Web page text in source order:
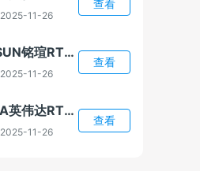
2025-11-26
查看
MAXSUN铭瑄RTX 5060 Ti显卡驱动
2025-11-26
查看
NVIDIA英伟达RTX 5070显卡驱动
2025-11-26
查看